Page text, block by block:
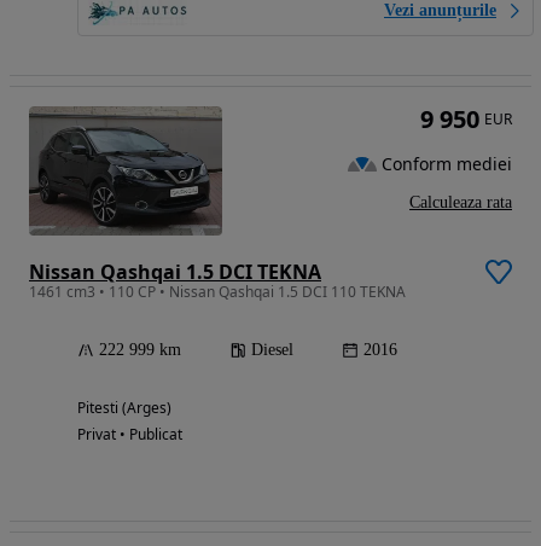
Vezi anunțurile
Nissan Qashqai 1.5 DCI TEKNA
1461 cm3 • 110 CP • Nissan Qashqai 1.5 DCI 110 TEKNA
222 999 km Diesel 2016
Pitesti (Arges)
Privat • Publicat
9 950 EUR
Conform mediei
Calculeaza rata